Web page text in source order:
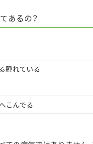
あるの？
腫れている
こんでる